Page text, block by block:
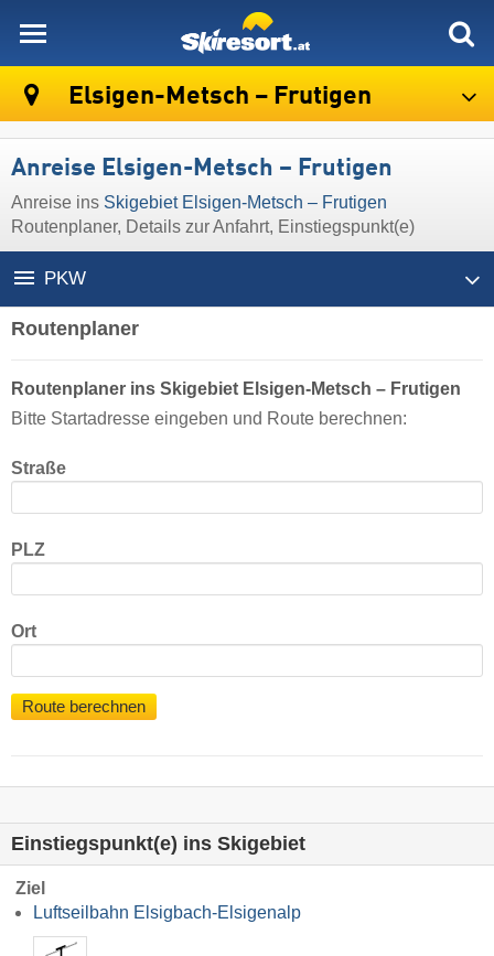
Elsigen-Metsch – Frutigen
Anreise Elsigen-Metsch – Frutigen
Anreise ins Skigebiet Elsigen-Metsch – Frutigen
Routenplaner, Details zur Anfahrt, Einstiegspunkt(e)
PKW
Routenplaner
Routenplaner ins Skigebiet Elsigen-Metsch – Frutigen
Bitte Startadresse eingeben und Route berechnen:
Straße
PLZ
Ort
Route berechnen
Einstiegspunkt(e) ins Skigebiet
Ziel
Luftseilbahn Elsigbach-Elsigenalp